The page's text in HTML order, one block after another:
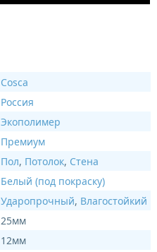
Cosca
Россия
Экополимер
Премиум
Пол, Потолок, Стена
Белый (под покраску)
Ударопрочный, Влагостойкий
25мм
12мм